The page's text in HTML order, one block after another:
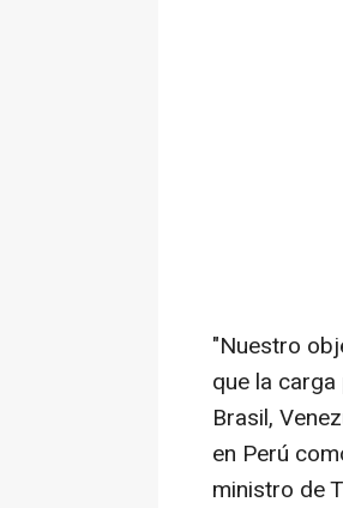
"Nuestro
que la
Brasil,
en Perú
ministro de